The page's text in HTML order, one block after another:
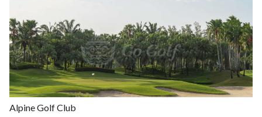
Alpine Golf Club